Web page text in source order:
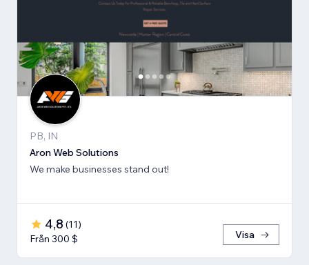
PB, IN
Aron Web Solutions
We make businesses stand out!
4,8 (11)
Från 300 $
Visa